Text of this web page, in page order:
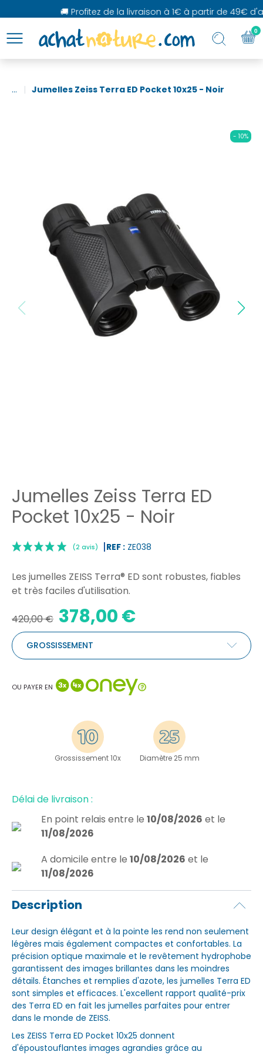
🚚 Profitez de la livraison à 1€ à partir de 49€
... Jumelles Zeiss Terra ED Pocket 10x25 - Noir
- 10%
Jumelles Zeiss Terra ED
Pocket 10x25 - Noir
REF : ZE038
(2 avis)
Les jumelles ZEISS Terra® ED sont robustes, fiables
et très faciles d'utilisation.
420,00 € 378,00 €
GROSSISSEMENT
OU PAYER EN
Grossissement 10x Diamètre 25 mm
Délai de livraison :
En point relais entre le 10/08/2026 et le
11/08/2026
A domicile entre le 10/08/2026 et le
11/08/2026
Description
Leur design élégant et à la pointe les rend non seulement
légères mais également compactes et confortables. La
précision optique maximale et le revêtement hydrophobe
garantissent des images brillantes dans les moindres
détails. Étanches et remplies d'azote, les jumelles Terra ED
sont simples et efficaces. L'excellent rapport qualité-prix
des Terra ED en fait les jumelles parfaites pour entrer
dans le monde de ZEISS.
Les ZEISS Terra ED Pocket 10x25 donnent
d'époustouflantes images agrandies grâce au
0